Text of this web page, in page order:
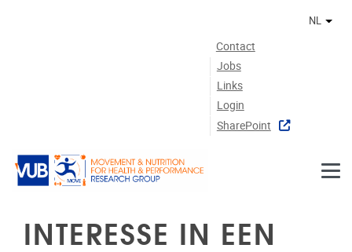
Contact
Jobs
Links
Login
SharePoint
NL
INTERESSE IN EEN